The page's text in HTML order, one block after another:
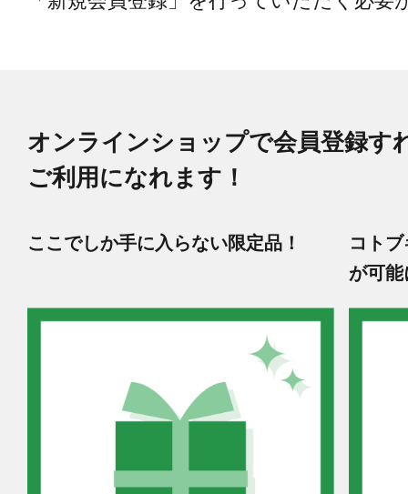
オンラインショップで会員登録す
ご利用になれます！
ここでしか手に入らない限定品！
コト
が可能